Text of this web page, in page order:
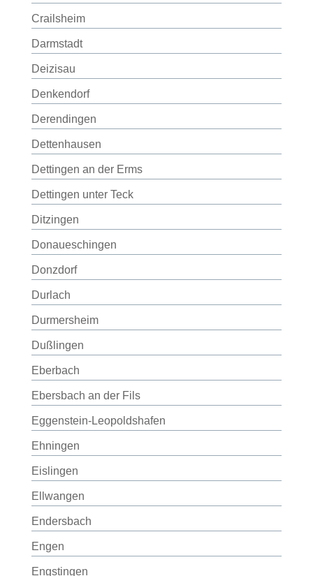
Crailsheim
Darmstadt
Deizisau
Denkendorf
Derendingen
Dettenhausen
Dettingen an der Erms
Dettingen unter Teck
Ditzingen
Donaueschingen
Donzdorf
Durlach
Durmersheim
Dußlingen
Eberbach
Ebersbach an der Fils
Eggenstein-Leopoldshafen
Ehningen
Eislingen
Ellwangen
Endersbach
Engen
Engstingen